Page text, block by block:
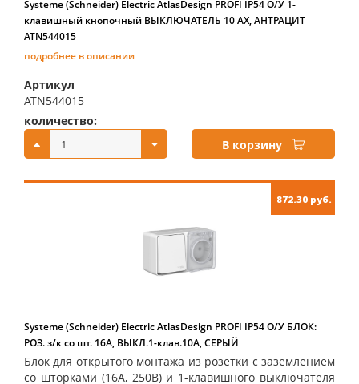
Systeme (Schneider) Electric AtlasDesign PROFI IP54 О/У 1-
клавишный кнопочный ВЫКЛЮЧАТЕЛЬ 10 АХ, АНТРАЦИТ
ATN544015
подробнее в описании
Артикул
ATN544015
количество:
В корзину
872.30 руб.
Systeme (Schneider) Electric AtlasDesign PROFI IP54 О/У БЛОК:
РОЗ. з/к со шт. 16А, ВЫКЛ.1-клав.10А, СЕРЫЙ
Блок для открытого монтажа из розетки с заземлением
со шторками (16А, 250В) и 1-клавишного выключателя